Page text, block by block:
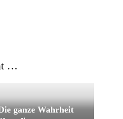
…
ganze Wahrheit